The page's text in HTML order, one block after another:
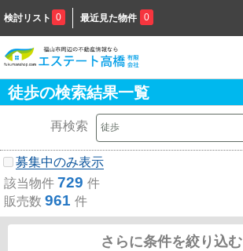
検討リスト 0 最近見た物件 0
徒歩の検索結果一覧
再検索
募集中のみ表示
該当物件 729 件
販売数 961 件
さらに条件を絞り込む